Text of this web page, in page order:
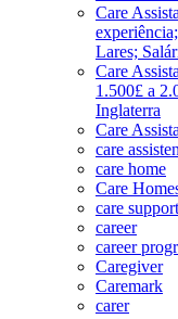
Care
Lares;
Care
1.500£ a
Inglaterra
Care
care
care home
Care
care support
career
career
Caregiver
Caremark
carer